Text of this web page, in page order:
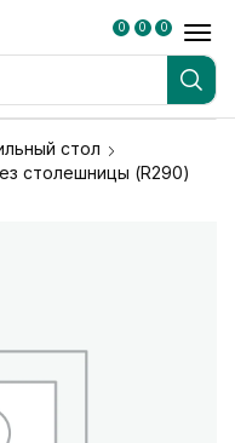
0 0 0
стол
столешницы (R290)